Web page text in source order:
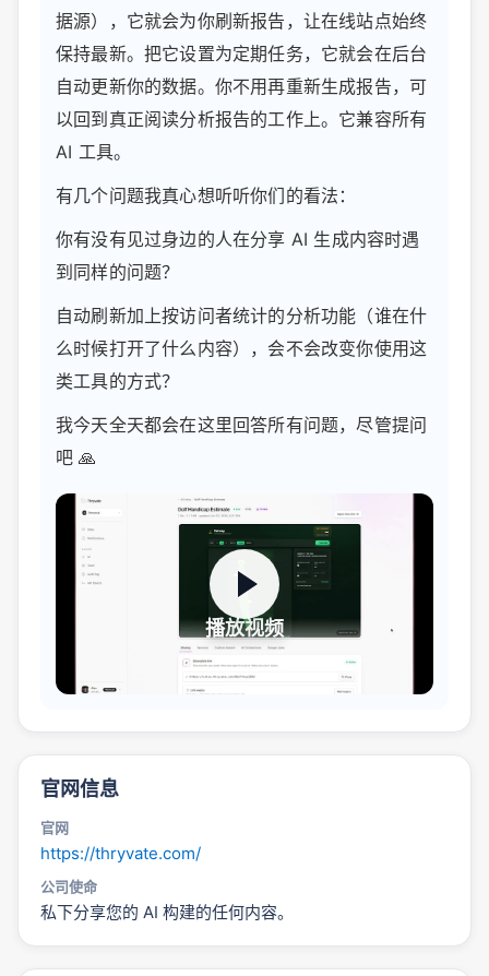
据源），它就会为你刷新报告，让在线站点始终
保持最新。把它设置为定期任务，它就会在后台
自动更新你的数据。你不用再重新生成报告，可
以回到真正阅读分析报告的工作上。它兼容所有
AI 工具。
有几个问题我真心想听听你们的看法：
你有没有见过身边的人在分享 AI 生成内容时遇
到同样的问题？
自动刷新加上按访问者统计的分析功能（谁在什
么时候打开了什么内容），会不会改变你使用这
类工具的方式？
我今天全天都会在这里回答所有问题，尽管提问
吧 🙏
播放视频
官网信息
官网
https://thryvate.com/
公司使命
私下分享您的 AI 构建的任何内容。